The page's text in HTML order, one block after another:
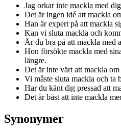
Jag orkar inte mackla med
Det är ingen idé att mackla
Han är expert på att mackla
Kan vi sluta mackla och
Är du bra på att mackla med
Hon försökte mackla med
längre.
Det är inte värt att mackla
Vi måste sluta mackla och ta
Har du känt dig pressad att
Det är bäst att inte mackla
Synonymer